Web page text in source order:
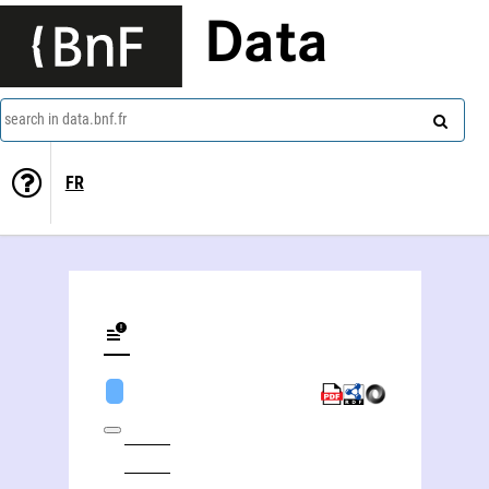
Data
search in data.bnf.fr
FR